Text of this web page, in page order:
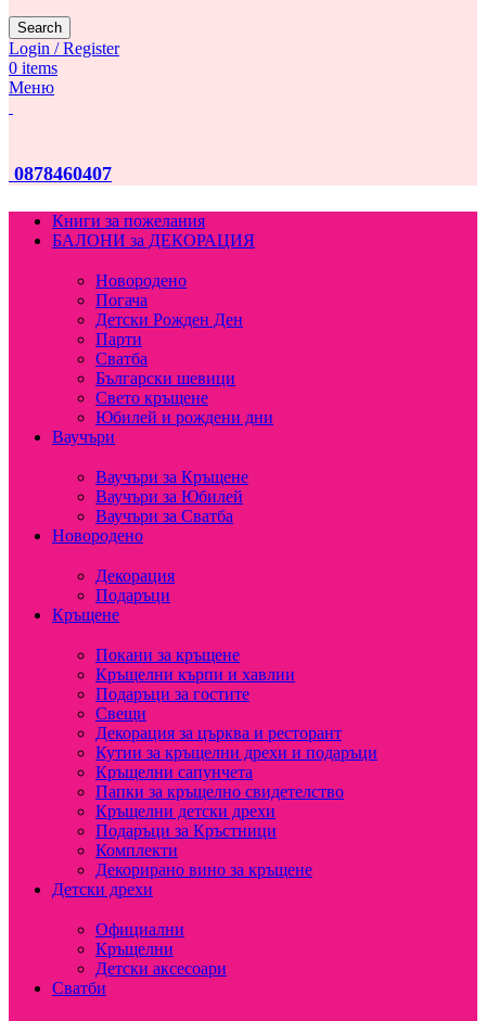
Search
Login / Register
0 items
Меню
0878460407
Книги за пожелания
БАЛОНИ за ДЕКОРАЦИЯ
Новородено
Погача
Детски Рожден Ден
Парти
Сватба
Български шевици
Свето кръщене
Юбилей и рождени дни
Ваучъри
Ваучъри за Кръщене
Ваучъри за Юбилей
Ваучъри за Сватба
Новородено
Декорация
Подаръци
Кръщене
Покани за кръщене
Кръщелни кърпи и хавлии
Подаръци за гостите
Свещи
Декорация за църква и ресторант
Кутии за кръщелни дрехи и подаръци
Кръщелни сапунчета
Папки за кръщелно свидетелство
Кръщелни детски дрехи
Подаръци за Кръстници
Комплекти
Декорирано вино за кръщене
Детски дрехи
Официални
Кръщелни
Детски аксесоари
Сватби